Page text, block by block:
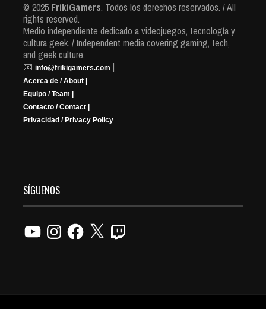
© 2025 FrikiGamers. Todos los derechos reservados. / All
rights reserved.
Medio independiente dedicado a videojuegos, tecnología y
cultura geek. / Independent media covering gaming, tech,
and geek culture.
📧 info@frikigamers.com |
Acerca de / About |
Equipo / Team |
Contacto / Contact |
Privacidad / Privacy Policy
SÍGUENOS
YouTubeInstagramFacebook
X Twitch